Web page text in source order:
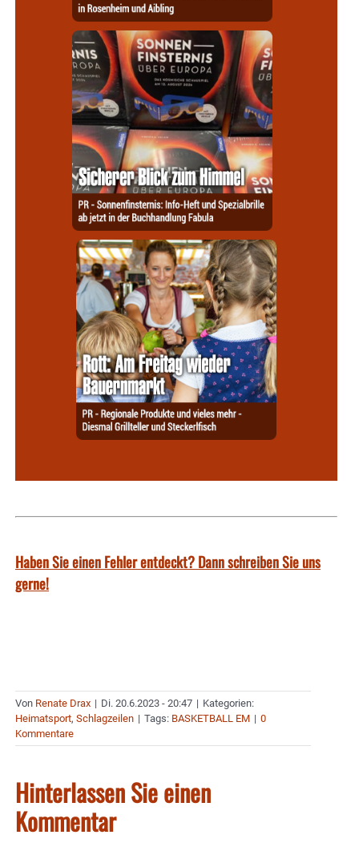
Haben Sie einen Fehler entdeckt? Dann schreiben Sie uns
gerne!
Von Renate Drax | Di. 20.6.2023 - 20:47 | Kategorien:
Heimatsport, Schlagzeilen | Tags: BASKETBALL EM | 0
Kommentare
Hinterlassen Sie einen
Kommentar